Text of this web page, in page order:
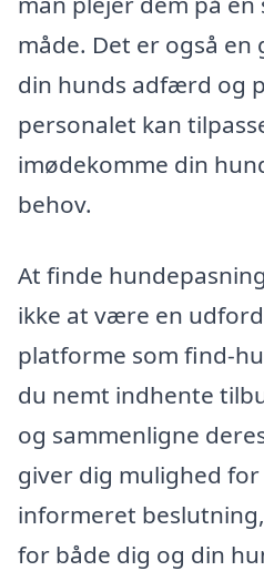
måde. Det er også
din hunds adfærd og
personalet kan
imødekomme din
behov.
At finde
ikke at være en
platforme som find-
du nemt indhente
og sammenligne
giver dig mulighed
informeret
for både dig og din